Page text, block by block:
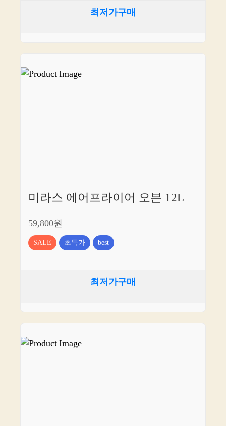
최저가구매
미라스 에어프라이어 오븐 12L
59,800원
SALE 초특가 best
최저가구매